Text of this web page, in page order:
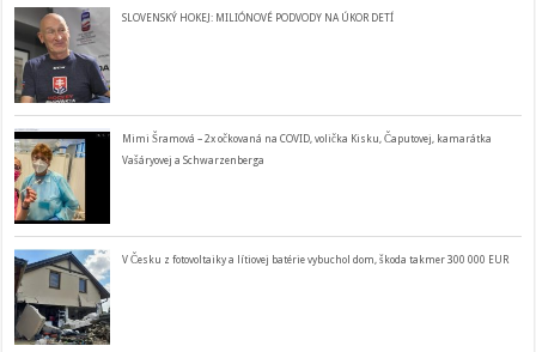
SLOVENSKÝ HOKEJ: MILIÓNOVÉ PODVODY NA ÚKOR DETÍ
Mimi Šramová – 2x očkovaná na COVID, volička Kisku, Čaputovej, kamarátka
Vašáryovej a Schwarzenberga
V Česku z fotovoltaiky a lítiovej batérie vybuchol dom, škoda takmer 300 000 EUR